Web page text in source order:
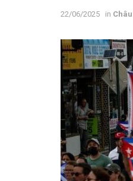
22/06/2025 in